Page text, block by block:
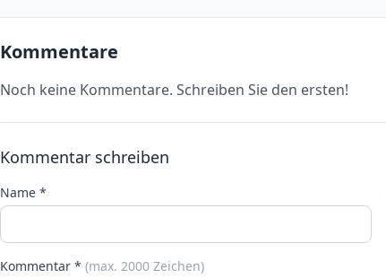
Kommentare
Noch keine Kommentare. Schreiben Sie den ersten!
Kommentar schreiben
Name *
Kommentar * (max. 2000 Zeichen)